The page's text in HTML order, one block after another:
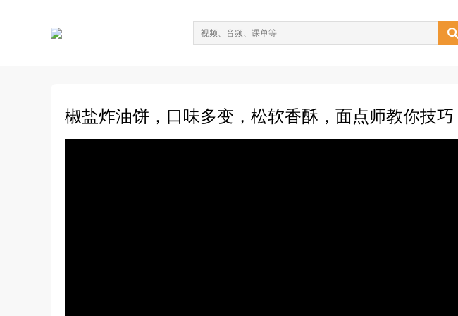

椒盐炸油饼，口味多变，松软香酥，面点师教你技巧